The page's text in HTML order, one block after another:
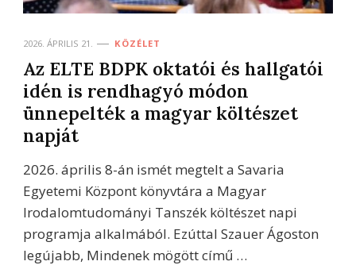
2026. ÁPRILIS 21. KÖZÉLET
Az ELTE BDPK oktatói és hallgatói
idén is rendhagyó módon
ünnepelték a magyar költészet
napját
2026. április 8-án ismét megtelt a Savaria
Egyetemi Központ könyvtára a Magyar
Irodalomtudományi Tanszék költészet napi
programja alkalmából. Ezúttal Szauer Ágoston
legújabb, Mindenek mögött című …